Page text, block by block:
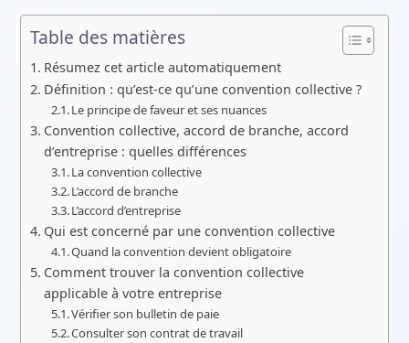
Table des matières
Résumez cet article automatiquement
Définition : qu’est-ce qu’une convention collective ?
Le principe de faveur et ses nuances
Convention collective, accord de branche, accord
d’entreprise : quelles différences
La convention collective
L’accord de branche
L’accord d’entreprise
Qui est concerné par une convention collective
Quand la convention devient obligatoire
Comment trouver la convention collective
applicable à votre entreprise
Vérifier son bulletin de paie
Consulter son contrat de travail